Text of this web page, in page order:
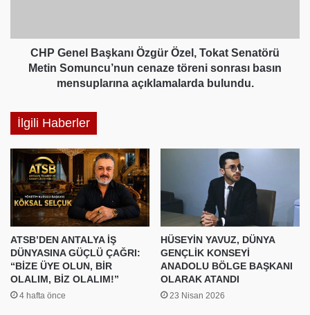
Somuncu’nun
cenaze
töreni
mensuplarına
açıklamalarda
bulundu.
CHP Genel Başkanı Özgür Özel, Tokat Senatörü
Metin Somuncu’nun cenaze töreni sonrası basın
mensuplarına açıklamalarda bulundu.
İlgili Haberler
ATSB’DEN ANTALYA İŞ
DÜNYASINA GÜÇLÜ ÇAĞRI:
“BİZE ÜYE OLUN, BİR
OLALIM, BİZ OLALIM!”
4 hafta önce
HÜSEYİN YAVUZ, DÜNYA
GENÇLİK KONSEYİ
ANADOLU BÖLGE BAŞKANI
OLARAK ATANDI
23 Nisan 2026